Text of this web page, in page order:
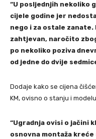
“U posljednjih nekoliko
cijele godine jer
nego i za ostale
zahtjevan, naročito
po nekoliko poziva
od jedne do dvije
Dodaje kako se cijena
KM, ovisno o stanju i
“Ugradnja ovisi o jačini
osnovna montaža kreće